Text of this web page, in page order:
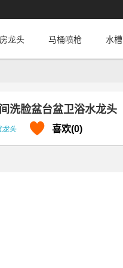
龙头 马桶喷枪 水槽
洗脸盆台盆卫浴水龙头
龙头 喜欢(0)